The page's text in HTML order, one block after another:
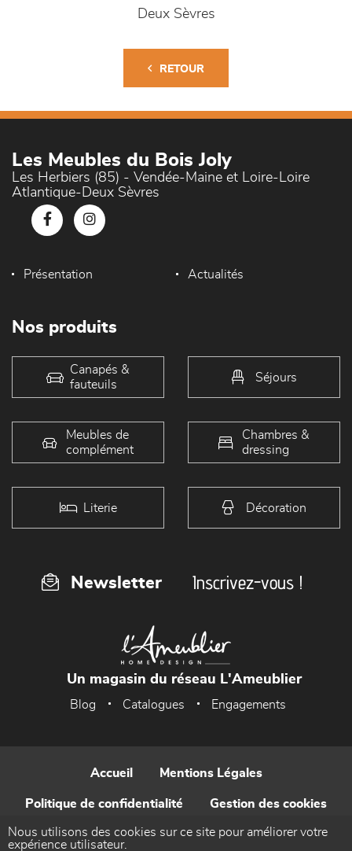
Deux Sèvres
RETOUR
Les Meubles du Bois Joly
Les Herbiers (85) - Vendée-Maine et Loire-Loire
Atlantique-Deux Sèvres
Présentation Actualités
Nos produits
Canapés &
fauteuils
Séjours
Meubles de
complément
Chambres &
dressing
Literie Décoration
Newsletter Inscrivez-vous !
Un magasin du réseau L'Ameublier
Blog Catalogues Engagements
Accueil Mentions Légales
Politique de confidentialité Gestion des cookies
Contact
Nous utilisons des cookies sur ce site pour améliorer votre
expérience utilisateur.